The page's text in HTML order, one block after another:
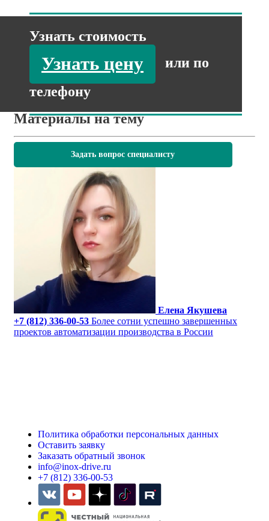
Узнать стоимость
Узнать цену
или по
телефону
Материалы на тему
Задать вопрос специалисту
Елена Якушева
+7 (812) 336-00-53 Более сотни успешно завершенных
проектов автоматизации производства в России
Политика обработки персональных данных
Оставить заявку
Заказать обратный звонок
info@inox-drive.ru
+7 (812) 336-00-53